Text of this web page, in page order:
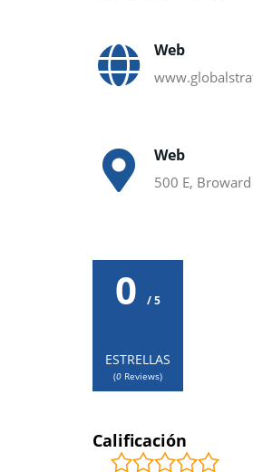
Web
Web
500 E,
0 / 5
ESTRELLAS
(0 Reviews)
Calificación